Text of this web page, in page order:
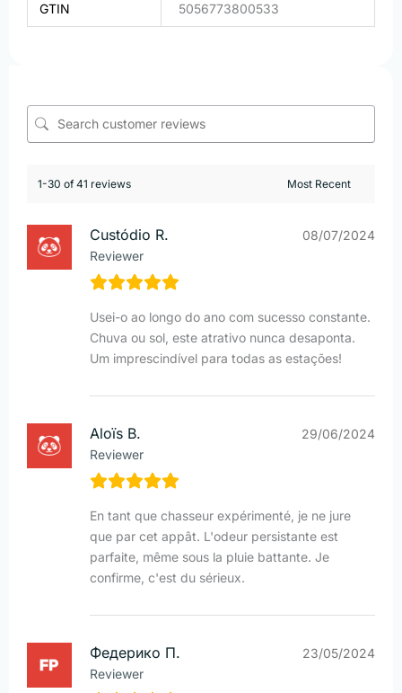
GTIN 5056773800533
1-30 of 41 reviews
Custódio R.
Reviewer
08/07/2024
Usei-o ao longo do ano com sucesso constante.
Chuva ou sol, este atrativo nunca desaponta.
Um imprescindível para todas as estações!
Aloïs B.
Reviewer
29/06/2024
En tant que chasseur expérimenté, je ne jure
que par cet appât. L'odeur persistante est
parfaite, même sous la pluie battante. Je
confirme, c'est du sérieux.
Федерико П.
Reviewer
23/05/2024